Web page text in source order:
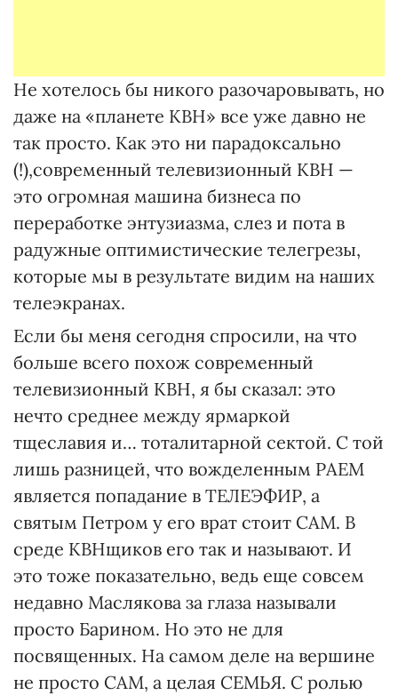
Не хотелось бы никого разочаровывать, но
даже на «планете КВН» все уже давно не
так просто. Как это ни парадоксально
(!),современный телевизионный КВН —
это огромная машина бизнеса по
переработке энтузиазма, слез и пота в
радужные оптимистические телегрезы,
которые мы в результате видим на наших
телеэкранах.
Если бы меня сегодня спросили, на что
больше всего похож современный
телевизионный КВН, я бы сказал: это
нечто среднее между ярмаркой
тщеславия и… тоталитарной сектой. С той
лишь разницей, что вожделенным РАЕМ
является попадание в ТЕЛЕЭФИР, а
святым Петром у его врат стоит САМ. В
среде КВНщиков его так и называют. И
это тоже показательно, ведь еще совсем
недавно Маслякова за глаза называли
просто Барином. Но это не для
посвященных. На самом деле на вершине
не просто САМ, а целая СЕМЬЯ. С ролью